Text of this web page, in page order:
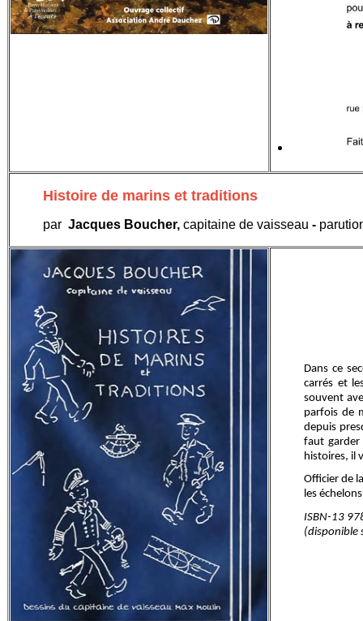
Histoire de marins et traditions
parJacques Boucher,capitaine de vaisseau -
Dans ce
carrés et
souvent
parfois de
depuis
faut garder
histoires, il
Officier de
les
ISBN-13
(disponible